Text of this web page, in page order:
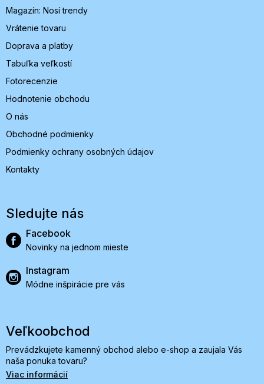
eMagazín: Nosí trendy
Vrátenie tovaru
Doprava a platby
Tabuľka veľkostí
Fotorecenzie
Hodnotenie obchodu
O nás
Obchodné podmienky
Podmienky ochrany osobných údajov
Kontakty
Sledujte nás
Facebook
Novinky na jednom mieste
Instagram
Módne inšpirácie pre vás
Veľkoobchod
Prevádzkujete kamenný obchod alebo e-shop a zaujala Vás
naša ponuka tovaru?
Viac informácií